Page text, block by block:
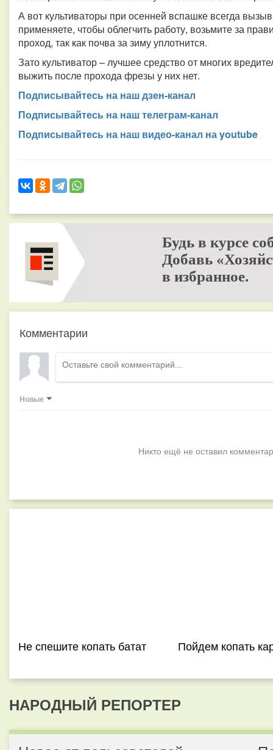
А вот культиваторы при осенней вспашке всегда
применяете, чтобы облегчить работу, возьмите за
проход, так как почва за зиму уплотнится.
Зато культиватор – лучшее средство от многих
выжить после прохода фрезы у них нет.
Подписывайтесь на наш дзен-канал
Подписывайтесь на наш телеграм-канал
Подписывайтесь на наш видео-канал на youtube
Будь в курсе
Добавь
в избранное.
Комментарии
Новые
Никто ещё не оставил
Не спешите копать батат Пойдем копать
НАРОДНЫЙ РЕПОРТЕР